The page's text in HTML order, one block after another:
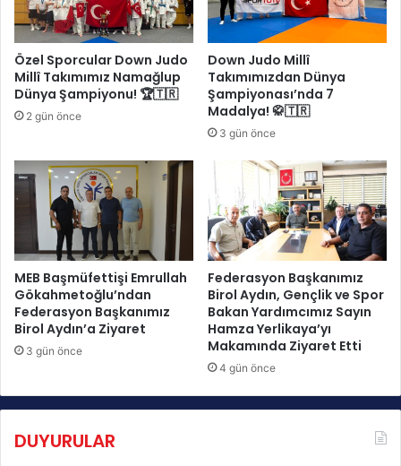
r
u
p
a
Ü
ç
ü
c
ü
s
A
v
u
p
Y
z
O
y
l
a
r
ı
’
n
G
Özel Sporcular Down Judo
Millî Takımımız Namağlup
Dünya Şampiyonu! 🏆🇹🇷
2 gün önce
Down Judo Millî
Takımımızdan Dünya
Şampiyonası’nda 7
Madalya! 🥋🇹🇷
3 gün önce
MEB Başmüfettişi Emrullah
Gökahmetoğlu’ndan
Federasyon Başkanımız
Birol Aydın’a Ziyaret
3 gün önce
Federasyon Başkanımız
Birol Aydın, Gençlik ve Spor
Bakan Yardımcımız Sayın
Hamza Yerlikaya’yı
Makamında Ziyaret Etti
4 gün önce
DUYURULAR